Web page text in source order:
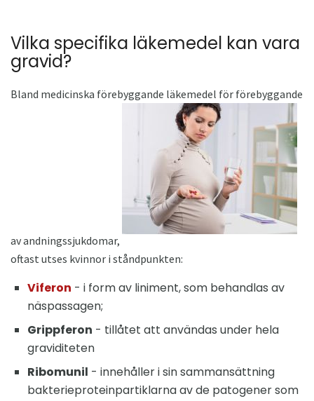
Vilka specifika läkemedel kan vara
gravid?
Bland medicinska förebyggande läkemedel för förebyggande
av andningssjukdomar,
oftast utses kvinnor i ståndpunkten:
Viferon - i form av liniment, som behandlas av
näspassagen;
Grippferon - tillåtet att användas under hela
graviditeten
Ribomunil - innehåller i sin sammansättning
bakterieproteinpartiklarna av de patogener som